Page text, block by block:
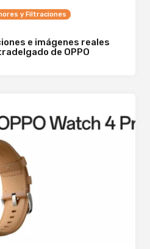
y Filtraciones
e imágenes reales
de OPPO